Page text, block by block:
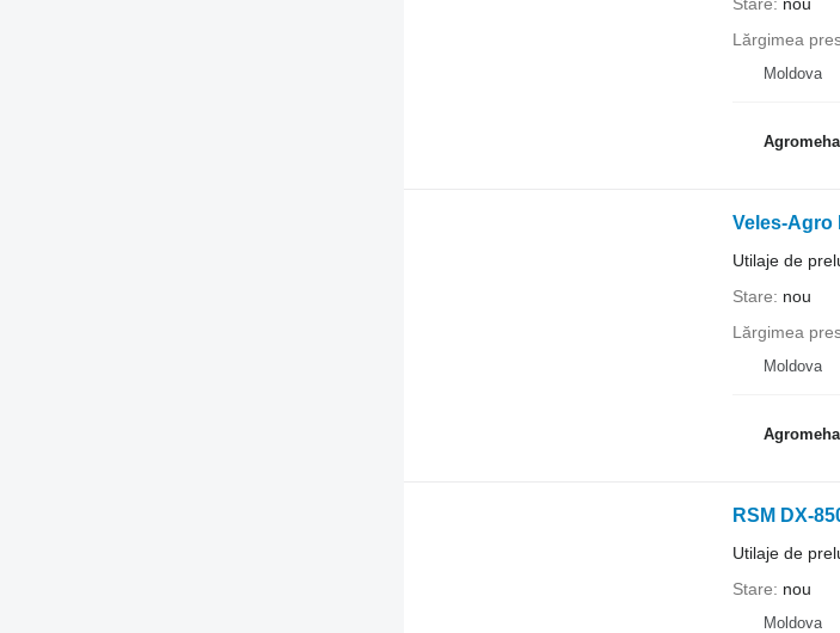
Lărgimea
Moldova
Veles-Agro
Utilaje de
Stare
nou
Lărgimea
Moldova
RSM DX-
Utilaje de
Stare
nou
Moldova